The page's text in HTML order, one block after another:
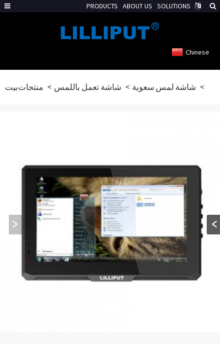
Chinese
بيتمنتجات شاشة تعمل باللمس شاشة لمس سعوية
PRODUCTS ABOUT US SOLUTIONS